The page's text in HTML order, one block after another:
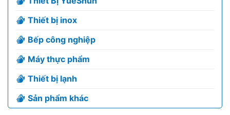
Thiết bị inox
Bếp công nghiệp
Máy thực phẩm
Thiết bị lạnh
Sản phẩm khác